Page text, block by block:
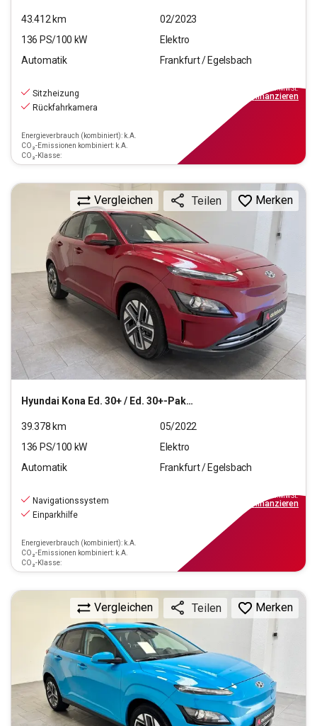
43.412km
02/2023
136 PS/100 kW
Elektro
Automatik
Frankfurt / Egelsbach
Sitzheizung
Rückfahrkamera
Energieverbrauch (kombiniert): k.A.
CO₂-Emissionen kombiniert: k.A.
CO₂-Klasse:
inkl.MwSt.
finanzieren
Hyundai Kona Ed. 30+ / Ed. 30+-Paket Elektro 2WD
Vergleichen Teilen Merken
39.378 km
05/2022
136 PS/100 kW
Elektro
Automatik
Frankfurt / Egelsbach
Navigationssystem
Einparkhilfe
Energieverbrauch (kombiniert): k.A.
CO₂-Emissionen kombiniert: k.A.
CO₂-Klasse:
inkl.MwSt.
finanzieren
Vergleichen Teilen Merken